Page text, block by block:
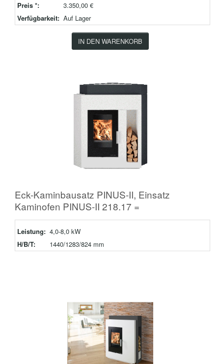
Preis *:
3.350,00 €
Verfügbarkeit: Auf Lager
IN DEN WARENKORB
Eck-Kaminbausatz PINUS-II, Einsatz
Kaminofen PINUS-II 218.17 =
Leistung: 4,0-8,0 kW
H/B/T:
1440/1283/824 mm